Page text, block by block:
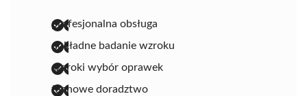
profesjonalna obsługa
dokładne badanie wzroku
szeroki wybór oprawek
fachowe doradztwo